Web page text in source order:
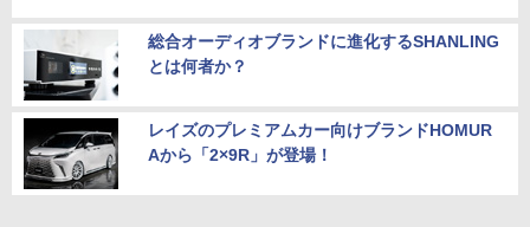
総合オーディオブランドに進化するSHANLING
とは何者か？
レイズのプレミアムカー向けブランドHOMUR
Aから「2×9R」が登場！